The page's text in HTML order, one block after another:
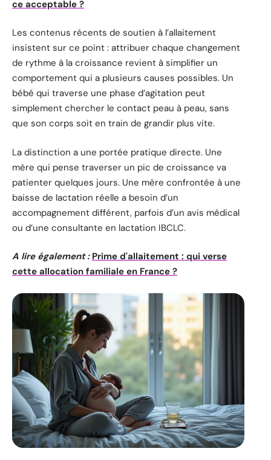
ce acceptable ?
Les contenus récents de soutien à l’allaitement
insistent sur ce point : attribuer chaque changement
de rythme à la croissance revient à simplifier un
comportement qui a plusieurs causes possibles. Un
bébé qui traverse une phase d’agitation peut
simplement chercher le contact peau à peau, sans
que son corps soit en train de grandir plus vite.
La distinction a une portée pratique directe. Une
mère qui pense traverser un pic de croissance va
patienter quelques jours. Une mère confrontée à une
baisse de lactation réelle a besoin d’un
accompagnement différent, parfois d’un avis médical
ou d’une consultante en lactation IBCLC.
A lire également : Prime d'allaitement : qui verse
cette allocation familiale en France ?